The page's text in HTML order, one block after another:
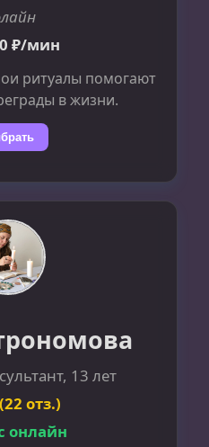
₽/мин
ритуалы помогают
в жизни.
13 лет
отз.)
онлайн